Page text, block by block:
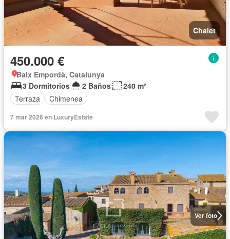
Chalet
450.000 €
Baix Empordà, Catalunya
3 Dormitorios
2 Baños
240 m²
Terraza
Chimenea
7 mar 2026 en LuxuryEstate
Ver foto